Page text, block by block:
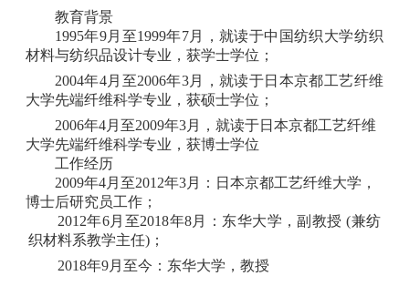
教育背景
1995年9月至1999年7月，就读于中国纺织大学纺织
材料与纺织品设计专业，获学士学位；
2004年4月至2006年3月，就读于日本京都工艺纤维
大学先端纤维科学专业，获硕士学位；
2006年4月至2009年3月，就读于日本京都工艺纤维
大学先端纤维科学专业，获博士学位
工作经历
2009年4月至2012年3月：日本京都工艺纤维大学，
博士后研究员工作；
2012年6月至2018年8月：东华大学，副教授 (兼纺
织材料系教学主任)；
2018年9月至今：东华大学，教授